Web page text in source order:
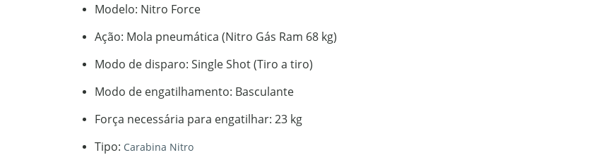
Modelo: Nitro Force
Ação: Mola pneumática (Nitro Gás Ram 68 kg)
Modo de disparo: Single Shot (Tiro a tiro)
Modo de engatilhamento: Basculante
Força necessária para engatilhar: 23 kg
Tipo: Carabina Nitro